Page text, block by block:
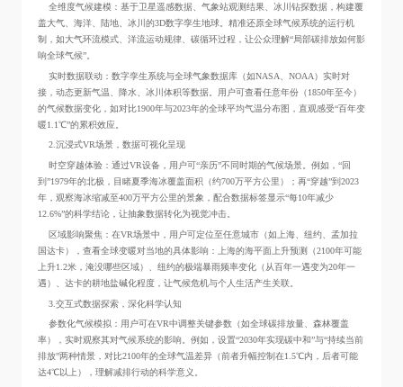
全维度气候建模：基于卫星遥感数据、气象站观测结果、冰川钻探数据，构建覆
盖大气、海洋、陆地、冰川的3D数字孪生地球。精准还原全球气候系统的运行机
制，如大气环流模式、洋流运动规律、碳循环过程，让公众理解“局部碳排放如何影
响全球气候”。
实时数据联动：数字孪生系统与全球气象数据库（如NASA、NOAA）实时对
接，动态更新气温、降水、冰川体积等数据。用户可查看任意年份（1850年至今）
的气候数据变化，如对比1900年与2023年的全球平均气温分布图，直观感受“百年变
暖1.1℃”的累积效应。
2.沉浸式VR场景，数据可视化呈现
时空穿越体验：通过VR设备，用户可“亲历”不同时期的气候场景。例如，“回
到”1979年的北极，目睹夏季海冰覆盖面积（约700万平方公里）；再“穿越”到2023
年，观察海冰缩减至400万平方公里的景象，配合数据标签显示“每10年减少
12.6%”的科学结论，让抽象数据转化为视觉冲击。
区域影响聚焦：在VR场景中，用户可定位至任意城市（如上海、纽约、孟加拉
国达卡），查看全球变暖对当地的具体影响：上海的海平面上升预测（2100年可能
上升1.2米，淹没哪些区域）、纽约的极端暴雨频率变化（从百年一遇变为20年一
遇）、达卡的耕地盐碱化程度，让气候危机与个人生活产生关联。
3.交互式数据探索，深化科学认知
参数化气候模拟：用户可在VR中调整关键参数（如全球碳排放量、森林覆盖
率），实时观察其对气候系统的影响。例如，设置“2030年实现碳中和”与“持续当前
排放”两种情景，对比2100年的全球气温差异（前者升幅控制在1.5℃内，后者可能
达4℃以上），理解减排行动的科学意义。